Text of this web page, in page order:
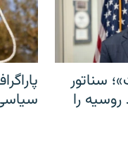
سناتور
را